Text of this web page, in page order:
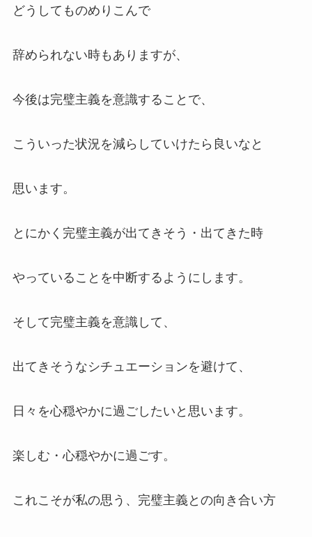
どうしてものめりこんで
辞められない時もありますが、
今後は完璧主義を意識することで、
こういった状況を減らしていけたら良いなと
思います。
とにかく完璧主義が出てきそう・出てきた時
やっていることを中断するようにします。
そして完璧主義を意識して、
出てきそうなシチュエーションを避けて、
日々を心穏やかに過ごしたいと思います。
楽しむ・心穏やかに過ごす。
これこそが私の思う、完璧主義との向き合い方